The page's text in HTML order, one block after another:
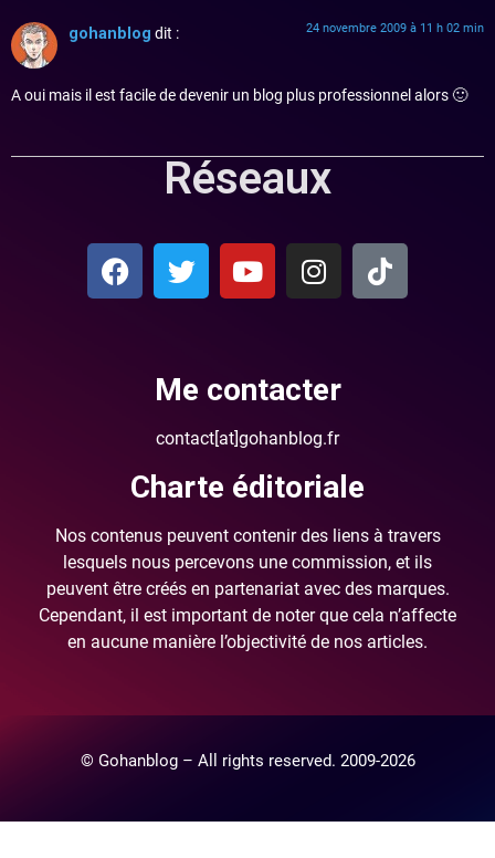
gohanblog dit : 24 novembre 2009 à 11 h 02 min
A oui mais il est facile de devenir un blog plus professionnel alors 🙂
Réseaux
Me contacter
contact[at]gohanblog.fr
Charte éditoriale
Nos contenus peuvent contenir des liens à travers
lesquels nous percevons une commission, et ils
peuvent être créés en partenariat avec des marques.
Cependant, il est important de noter que cela n’affecte
en aucune manière l’objectivité de nos articles.
© Gohanblog – All rights reserved. 2009-2026